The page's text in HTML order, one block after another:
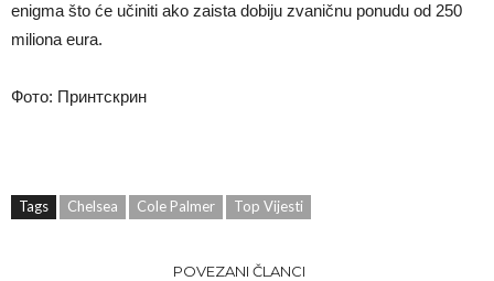
enigma što će učiniti ako zaista dobiju zvaničnu ponudu od 250
miliona eura.
Фото: Принтскрин
Tags Chelsea Cole Palmer Top Vijesti
POVEZANI ČLANCI